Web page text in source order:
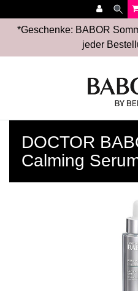
*Geschenke: BABOR
jeder
DOCTOR
Calming